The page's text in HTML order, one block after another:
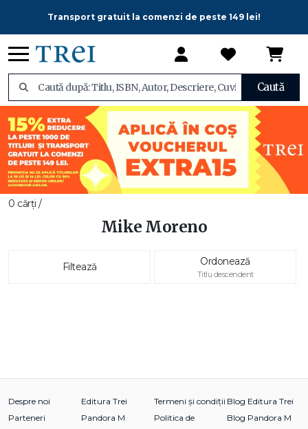
Transport gratuit la comenzi de peste 149 lei!
Caută
0 cărți /
Mike Moreno
Filtează Ordonează
Titlu descendent
Despre noi
Parteneri
Editura Trei
Pandora M
Termeni și condiții
Politica de
Blog Editura Trei
Blog Pandora M